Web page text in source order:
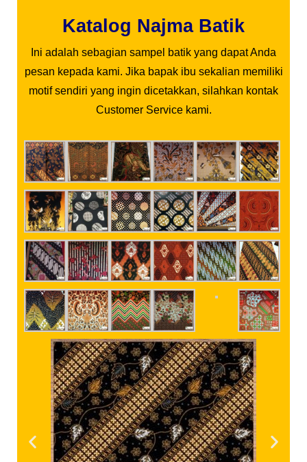
Katalog Najma Batik
Ini adalah sebagian sampel batik yang dapat Anda
pesan kepada kami. Jika bapak ibu sekalian memiliki
motif sendiri yang ingin dicetakkan, silahkan kontak
Customer Service kami.